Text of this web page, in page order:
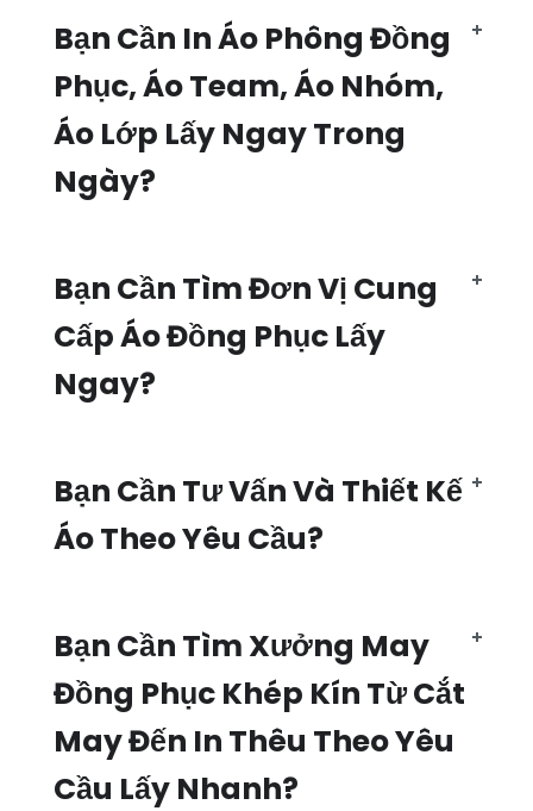
Bạn Cần In Áo Phông Đồng
Phục, Áo Team, Áo Nhóm,
Áo Lớp Lấy Ngay Trong
Ngày?
Bạn Cần Tìm Đơn Vị Cung
Cấp Áo Đồng Phục Lấy
Ngay?
Bạn Cần Tư Vấn Và Thiết Kế
Áo Theo Yêu Cầu?
Bạn Cần Tìm Xưởng May
Đồng Phục Khép Kín Từ Cắt
May Đến In Thêu Theo Yêu
Cầu Lấy Nhanh?